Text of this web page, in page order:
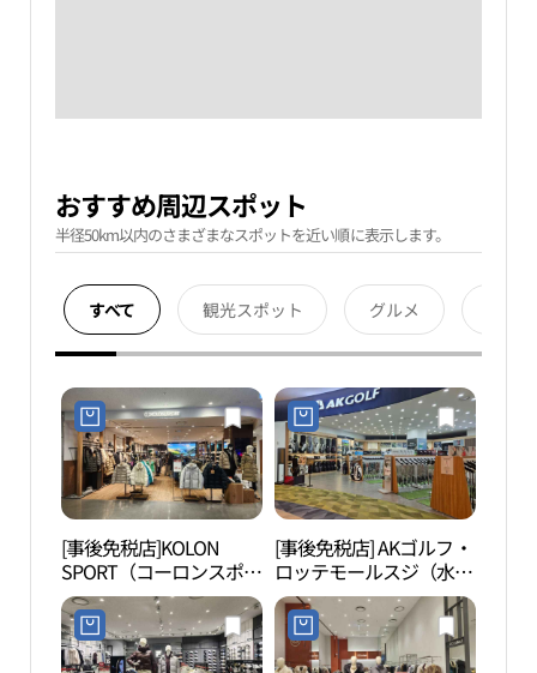
おすすめ周辺スポット
半径50km以内のさまざまなスポットを近い順に表示します。
すべて 観光スポット グルメ
[事後免税店]KOLON
SPORT（コーロンスポー
ツ）・ロッテモールクァ
ンギョ（光教）店(코오
롱스포츠 롯데몰 광교점)
[事後免税店] AKゴルフ・
ロッテモールスジ（水
枝）店(AK골프 롯데몰 수
지점)